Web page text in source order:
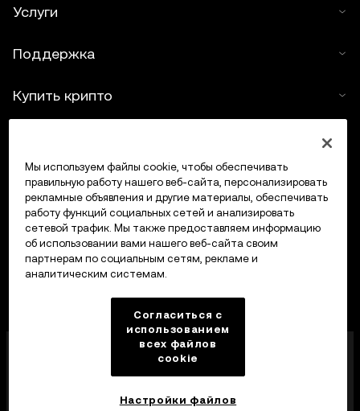
Услуги
Поддержка
Купить крипто
Трейдинг
Компания OKX Europe Limited, работающая под
торговой маркой OKX, получила лицензию
поставщика услуг в сфере криптоактивов от MFSA
в соответствии со статьей 28 Закона о рынках
Мы используем файлы cookie, чтобы обеспечивать
правильную работу нашего веб-сайта, персонализировать
рекламные объявления и другие материалы, обеспечивать
работу функций социальных сетей и анализировать
сетевой трафик. Мы также предоставляем информацию
об использовании вами нашего веб-сайта своим
партнерам по социальным сетям, рекламе и
аналитическим системам.
Согласиться с
использованием
всех файлов
cookie
Настройки файлов